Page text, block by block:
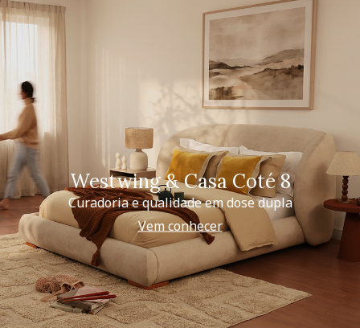
Westwing & Casa Coté 8
Curadoria e qualidade em dose dupla
Vem conhecer